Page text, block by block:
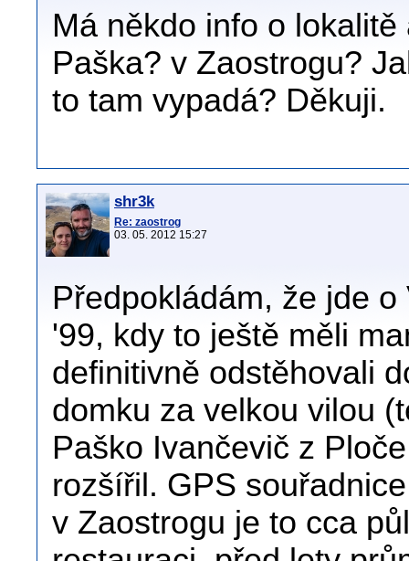
Má někdo info o
Paška? v Zaostrogu?
to tam vypadá? Děkuji.
shr3k
Re: zaostrog
03. 05. 2012 15:27
Předpokládám, že jde
'99, kdy to ještě měli
definitivně odstěhovali
domku za velkou vilou
Paško Ivančevič z
rozšířil. GPS
v Zaostrogu je to cca